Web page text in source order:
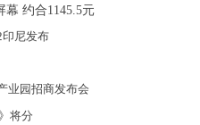
印尼发布
业园招商发布会
将分